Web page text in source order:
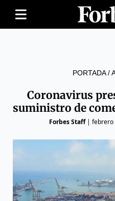
PORTADA/
Coronavirus
suministro de
Forbes Staff| febrero